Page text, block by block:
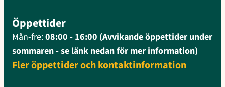
Öppettider
Mån-fre:08:00 - 16:00 (Avvikande öppettider under
sommaren - se länk nedan för mer information)
Fler öppettider och kontaktinformation